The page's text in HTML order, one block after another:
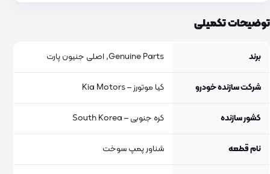
توضیحات تکمیلی
برند Genuine Parts, اصلی جنیون پارت
شرکت سازنده خودرو کیا موتورز – Kia Motors
کشور سازنده کره جنوبی – South Korea
نام قطعه شناور پمپ سوخت